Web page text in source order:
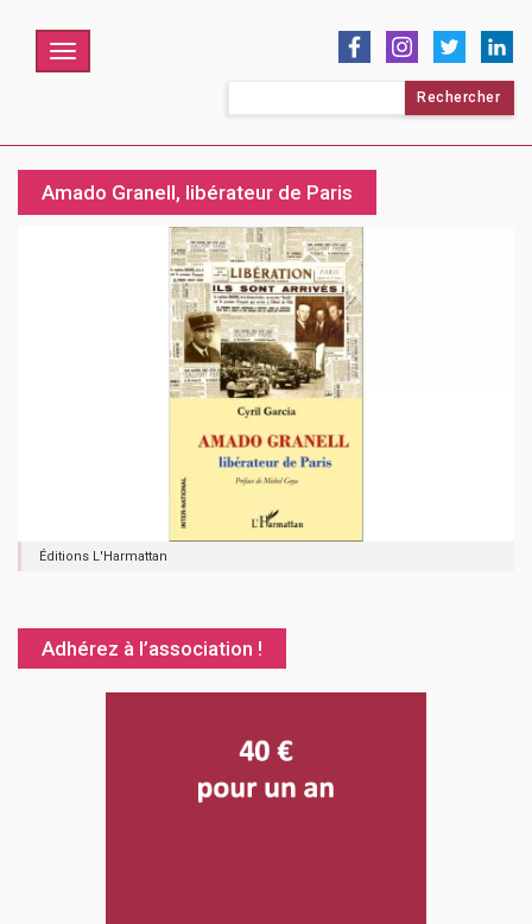
Menu
Amado Granell, libérateur de Paris
Éditions L'Harmattan
Adhérez à l’association !